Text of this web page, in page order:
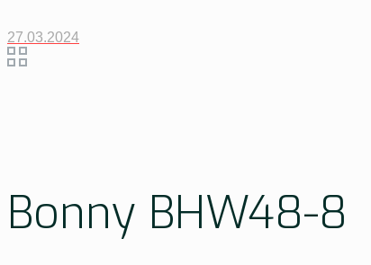
27.03.2024
Bonny BHW48-8